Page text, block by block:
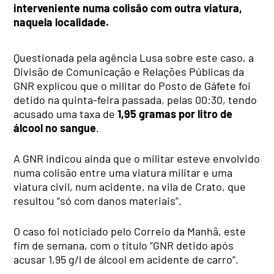
interveniente numa colisão com outra viatura,
naquela localidade.
Questionada pela agência Lusa sobre este caso, a
Divisão de Comunicação e Relações Públicas da
GNR explicou que o militar do Posto de Gáfete foi
detido na quinta-feira passada, pelas 00:30, tendo
acusado uma taxa de1,95 gramas por litro de
álcool no sangue.
A GNR indicou ainda que o militar esteve envolvido
numa colisão entre uma viatura militar e uma
viatura civil, num acidente, na vila de Crato, que
resultou “só com danos materiais”.
O caso foi noticiado pelo Correio da Manhã, este
fim de semana, com o título “GNR detido após
acusar 1,95 g/l de álcool em acidente de carro”.